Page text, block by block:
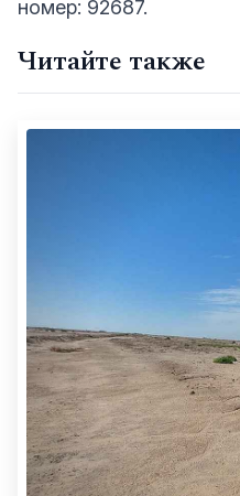
номер: 92687.
Читайте также